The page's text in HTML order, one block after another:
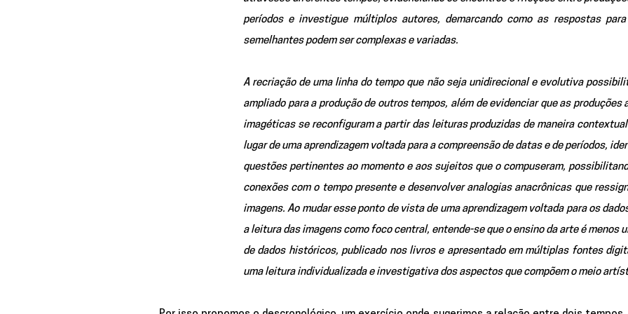
períodos e investigue múltiplos autores, demarcando como as respostas para
semelhantes podem ser complexas e variadas.
A recriação de uma linha do tempo que não seja unidirecional e evolutiva
ampliado para a produção de outros tempos, além de evidenciar que as
imagéticas se reconfiguram a partir das leituras produzidas de maneira
lugar de uma aprendizagem voltada para a compreensão de datas e de períodos,
questões pertinentes ao momento e aos sujeitos que o compuseram,
conexões com o tempo presente e desenvolver analogias anacrônicas que
imagens. Ao mudar esse ponto de vista de uma aprendizagem voltada para os
a leitura das imagens como foco central, entende-se que o ensino da arte é menos
de dados históricos, publicado nos livros e apresentado em múltiplas fontes
uma leitura individualizada e investigativa dos aspectos que compõem o meio